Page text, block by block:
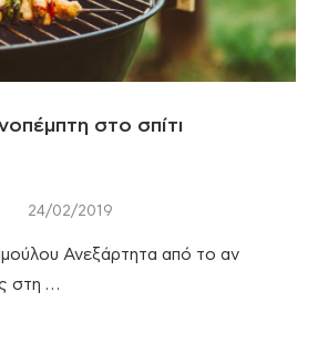
στο σπίτι
24/02/2019
Ανεξάρτητα από το αν
στη …